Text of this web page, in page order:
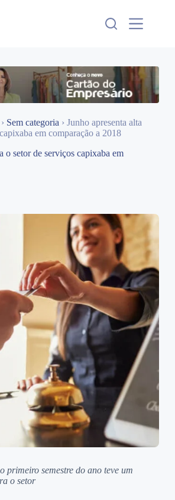
› Sem categoria › Junho apresenta alta
em comparação a 2018
o setor de serviços capixaba em
primeiro semestre do ano teve um
o setor